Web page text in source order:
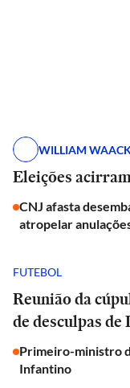
WILLIAM
Eleições
CNJ afasta
atropelar
FUTEBOL
Reunião da
de desculpas
Primeiro-ministro
Infantino